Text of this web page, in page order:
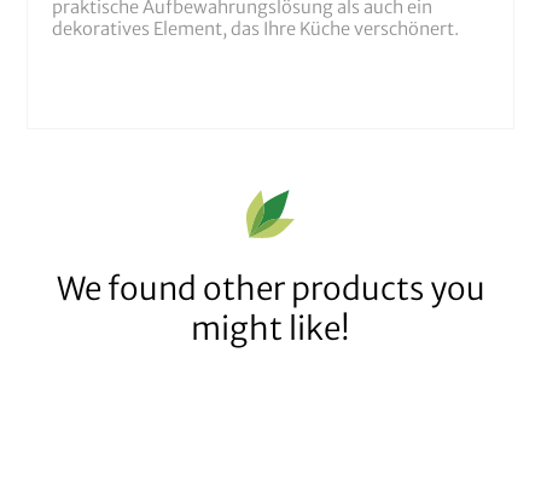
praktische Aufbewahrungslösung als auch ein
dekoratives Element, das Ihre Küche verschönert.
We found other products you
might like!